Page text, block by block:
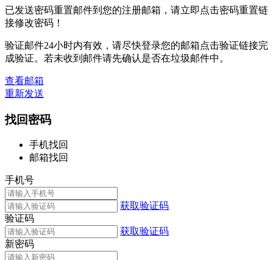
已发送密码重置邮件到您的注册邮箱，请立即点击密码重置链
接修改密码！
验证邮件24小时内有效，请尽快登录您的邮箱点击验证链接完
成验证。若未收到邮件请先确认是否在垃圾邮件中。
查看邮箱
重新发送
找回密码
手机找回
邮箱找回
手机号
获取验证码
验证码
获取验证码
新密码